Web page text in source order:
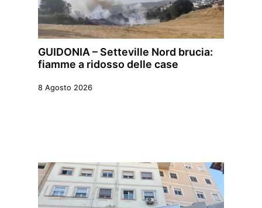
GUIDONIA – Setteville Nord brucia:
fiamme a ridosso delle case
8 Agosto 2026